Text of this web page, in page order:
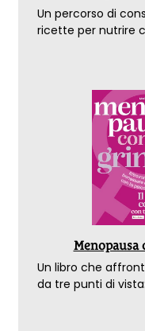
Un percorso di
ricette per nutrire
Menopausa
Un libro che
da tre punti di